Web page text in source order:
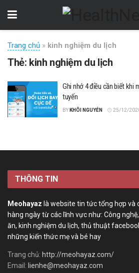
Trang chủ » kinh nghiệm du lịch
Thẻ: kinh nghiệm du lịch
Ghi nhớ 4 điều cần biết khi
tuyến
BY KHÔI NGUYỄN 25/12/
THÔNG TIN
Meohayaz là website tin tức tổng hợp và
hàng ngày từ các lĩnh vực như: Công
ăn, kinh nghiệm du lịch, thủ thuật
những kiến thức mẹ và bé hay
Trang chủ: http://meohayaz.com/
Email: lienhe@meohayaz.com